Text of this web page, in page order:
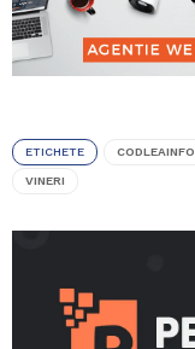
ETICHETE CODLEAINFO
VINERI